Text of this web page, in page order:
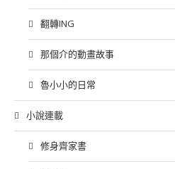
翻轉ING
那個介的動畫故事
魯小小的日常
小說連載
修身齊家書